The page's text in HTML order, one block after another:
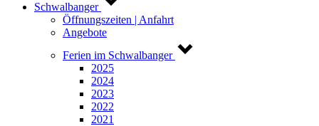
Schwalbanger
Öffnungszeiten | Anfahrt
Angebote
Ferien im Schwalbanger
2025
2024
2023
2022
2021